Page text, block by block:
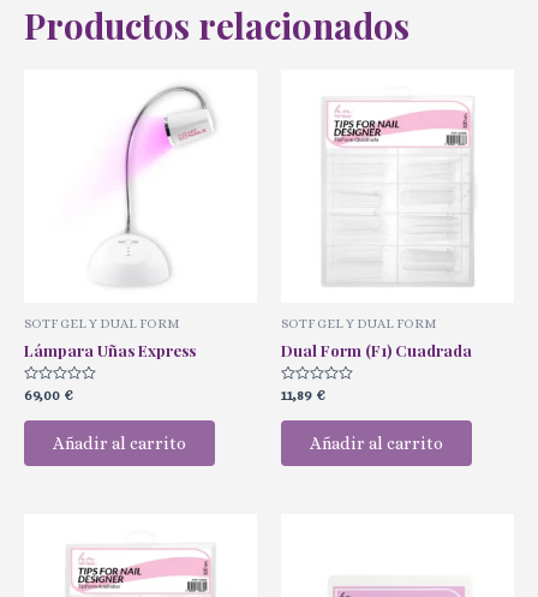
Productos relacionados
SOTF GEL Y DUAL FORM
Lámpara Uñas Express
Valorado
con
0
69,00 €
Añadir al carrito
SOTF GEL Y DUAL FORM
Dual Form (F1) Cuadrada
Valorado
con
0
11,89 €
Añadir al carrito